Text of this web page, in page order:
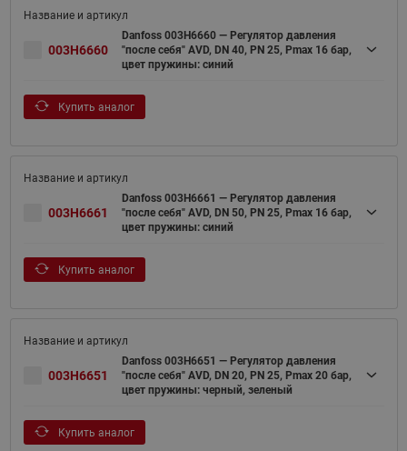
003H6660
Danfoss 003H6660 — Регулятор давления
"после себя" AVD, DN 40, PN 25, Рmax 16 бар,
цвет пружины: синий
Купить аналог
003H6661
Danfoss 003H6661 — Регулятор давления
"после себя" AVD, DN 50, PN 25, Рmax 16 бар,
цвет пружины: синий
Купить аналог
003H6651
Danfoss 003H6651 — Регулятор давления
"после себя" AVD, DN 20, PN 25, Рmax 20 бар,
цвет пружины: черный, зеленый
Купить аналог